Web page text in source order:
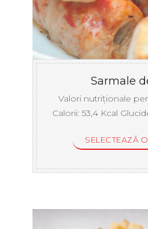
Sarmale
Valori nutriționale
Calorii: 53,4 Kcal
SELECTEAZĂ